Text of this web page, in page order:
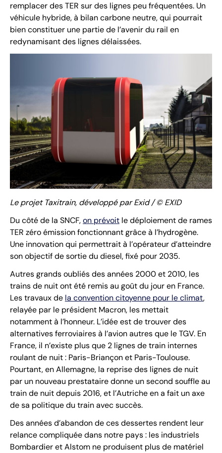
remplacer des TER sur des lignes peu fréquentées. Un
véhicule hybride, à bilan carbone neutre, qui pourrait
bien constituer une partie de l’avenir du rail en
redynamisant des lignes délaissées.
Le projet Taxitrain, développé par Exid / © EXID
Du côté de la SNCF,on prévoit le déploiement de rames
TER zéro émission fonctionnant grâce à l’hydrogène.
Une innovation qui permettrait à l’opérateur d’atteindre
son objectif de sortie du diesel, fixé pour 2035.
Autres grands oubliés des années 2000 et 2010, les
trains de nuit ont été remis au goût du jour en France.
Les travaux de la convention citoyenne pour le climat,
relayée par le président Macron, les mettait
notamment à l’honneur. L’idée est de trouver des
alternatives ferroviaires à l’avion autres que le TGV. En
France, il n’existe plus que 2 lignes de train internes
roulant de nuit : Paris-Briançon et Paris-Toulouse.
Pourtant, en Allemagne, la reprise des lignes de nuit
par un nouveau prestataire donne un second souffle au
train de nuit depuis 2016, et l’Autriche en a fait un axe
de sa politique du train avec succès.
Des années d’abandon de ces dessertes rendent leur
relance compliquée dans notre pays : les industriels
Bombardier et Alstom ne produisent plus de matériel